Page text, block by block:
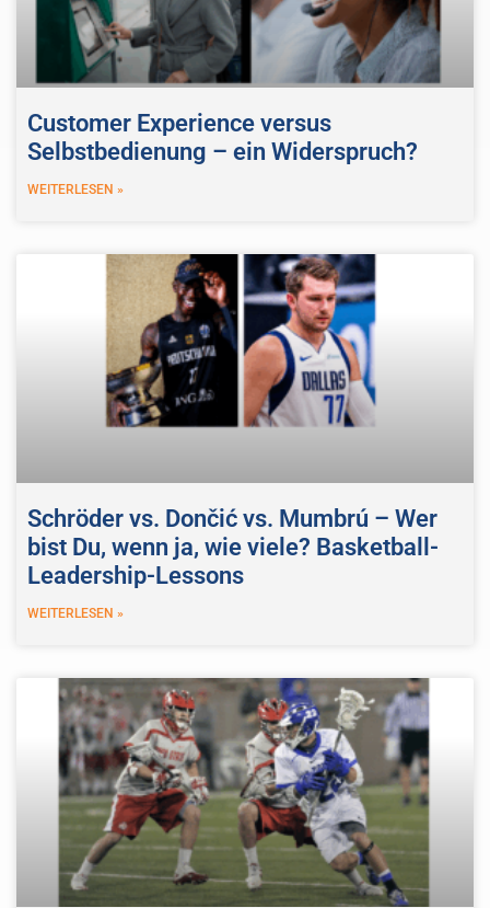
Customer Experience versus
Selbstbedienung – ein Widerspruch?
WEITERLESEN »
Schröder vs. Dončić vs. Mumbrú – Wer
bist Du, wenn ja, wie viele? Basketball-
Leadership-Lessons
WEITERLESEN »